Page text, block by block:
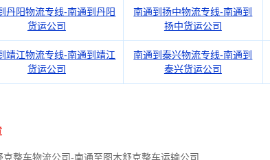
丹阳物流专线-南通到丹阳
货运公司
南通到扬中物流专线-南通到
扬中货运公司
靖江物流专线-南通到靖江
货运公司
南通到泰兴物流专线-南通到
泰兴货运公司
克整车物流公司-南通至图木舒克整车运输公司